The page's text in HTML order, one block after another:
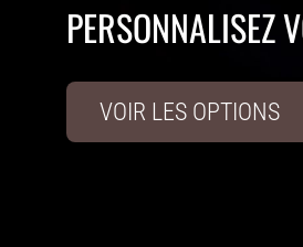
PERSONNALISEZ
VOIR LES OPTIONS